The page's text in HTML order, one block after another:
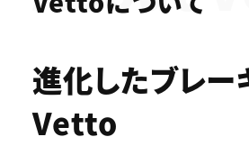
進化したブレー
Vetto